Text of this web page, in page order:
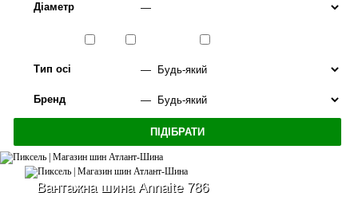
Діаметр
Тип осі
Бренд
Вантажна шина Annaite 786